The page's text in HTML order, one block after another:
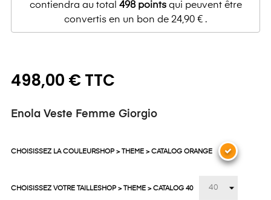
contiendra au total 498pointsqui peuvent être
convertis en un bon de 24,90 € .
498,00 € TTC
Enola Veste Femme Giorgio
CHOISISSEZ LA COULEURSHOP > THEME > CATALOG ORANGE
CHOISISSEZ VOTRE TAILLESHOP > THEME > CATALOG 40